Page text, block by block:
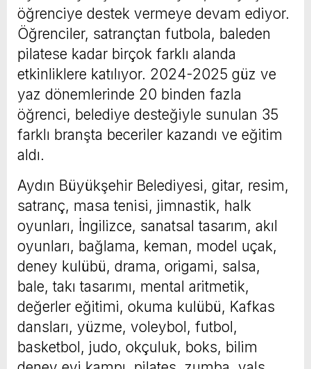
öğrenciye destek vermeye devam ediyor.
Öğrenciler, satrançtan futbola, baleden
pilatese kadar birçok farklı alanda
etkinliklere katılıyor. 2024-2025 güz ve
yaz dönemlerinde 20 binden fazla
öğrenci, belediye desteğiyle sunulan 35
farklı branşta beceriler kazandı ve eğitim
aldı.
Aydın Büyükşehir Belediyesi, gitar, resim,
satranç, masa tenisi, jimnastik, halk
oyunları, İngilizce, sanatsal tasarım, akıl
oyunları, bağlama, keman, model uçak,
deney kulübü, drama, origami, salsa,
bale, takı tasarımı, mental aritmetik,
değerler eğitimi, okuma kulübü, Kafkas
dansları, yüzme, voleybol, futbol,
basketbol, judo, okçuluk, boks, bilim